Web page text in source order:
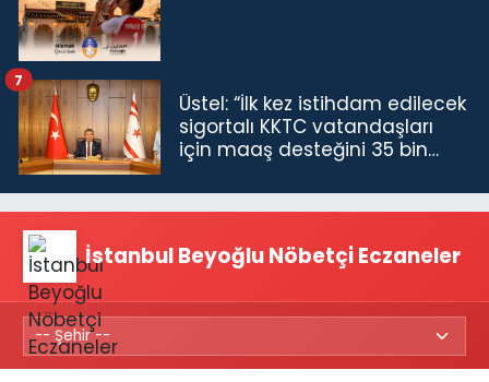
Üstel: “İlk kez istihdam edilecek
sigortalı KKTC vatandaşları
için maaş desteğini 35 bin
7
İstanbul Beyoğlu Nöbetçi Eczaneler